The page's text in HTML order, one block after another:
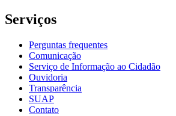
Serviços
Perguntas frequentes
Comunicação
Serviço de Informação ao Cidadão
Ouvidoria
Transparência
SUAP
Contato